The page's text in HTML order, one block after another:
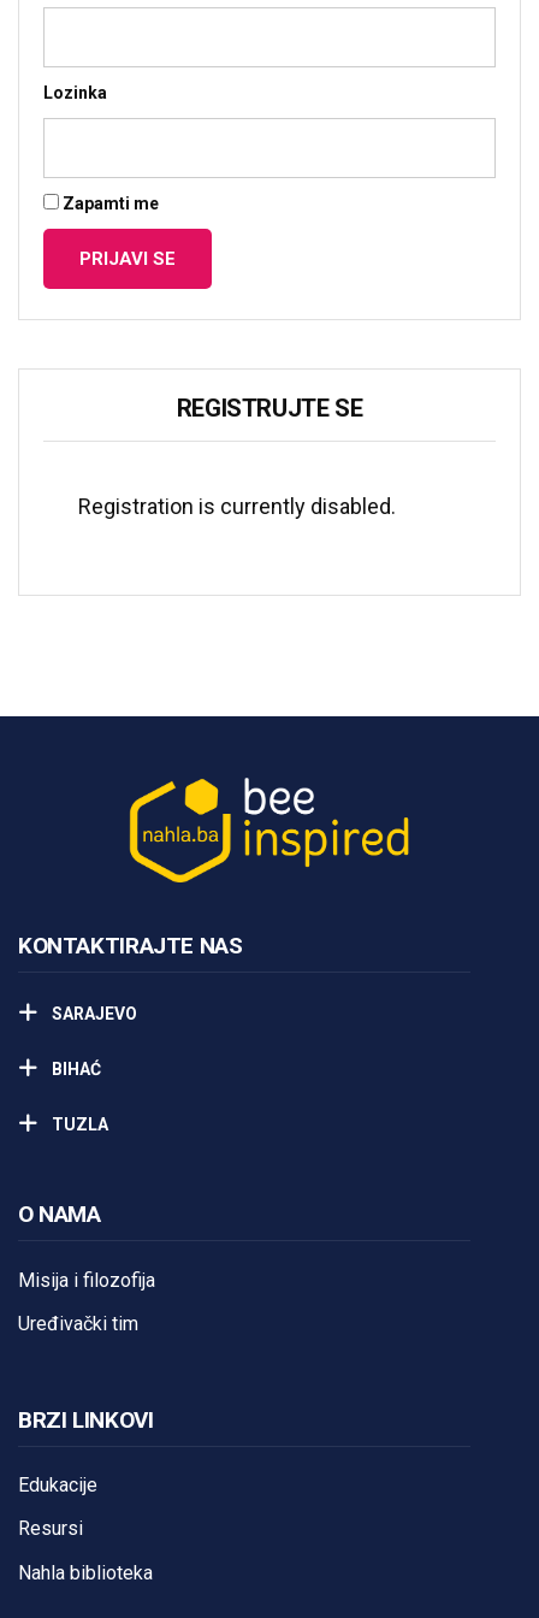
Lozinka
Zapamti me
REGISTRUJTE SE
Registration is currently disabled.
KONTAKTIRAJTE NAS
SARAJEVO
BIHAĆ
TUZLA
O NAMA
Misija i filozofija
Uređivački tim
BRZI LINKOVI
Edukacije
Resursi
Nahla biblioteka